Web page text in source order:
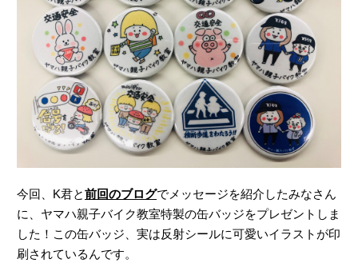
今回、K君と前回のブログでメッセージを紹介したみなさん
に、ヤマハ親子バイク教室特製の缶バッジをプレゼントしま
した！この缶バッジ、実は反射シールに可愛いイラストが印
刷されているんです。